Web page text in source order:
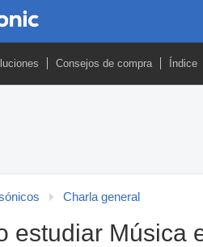
Consejos de compra Índice
Charla general
estudiar Música